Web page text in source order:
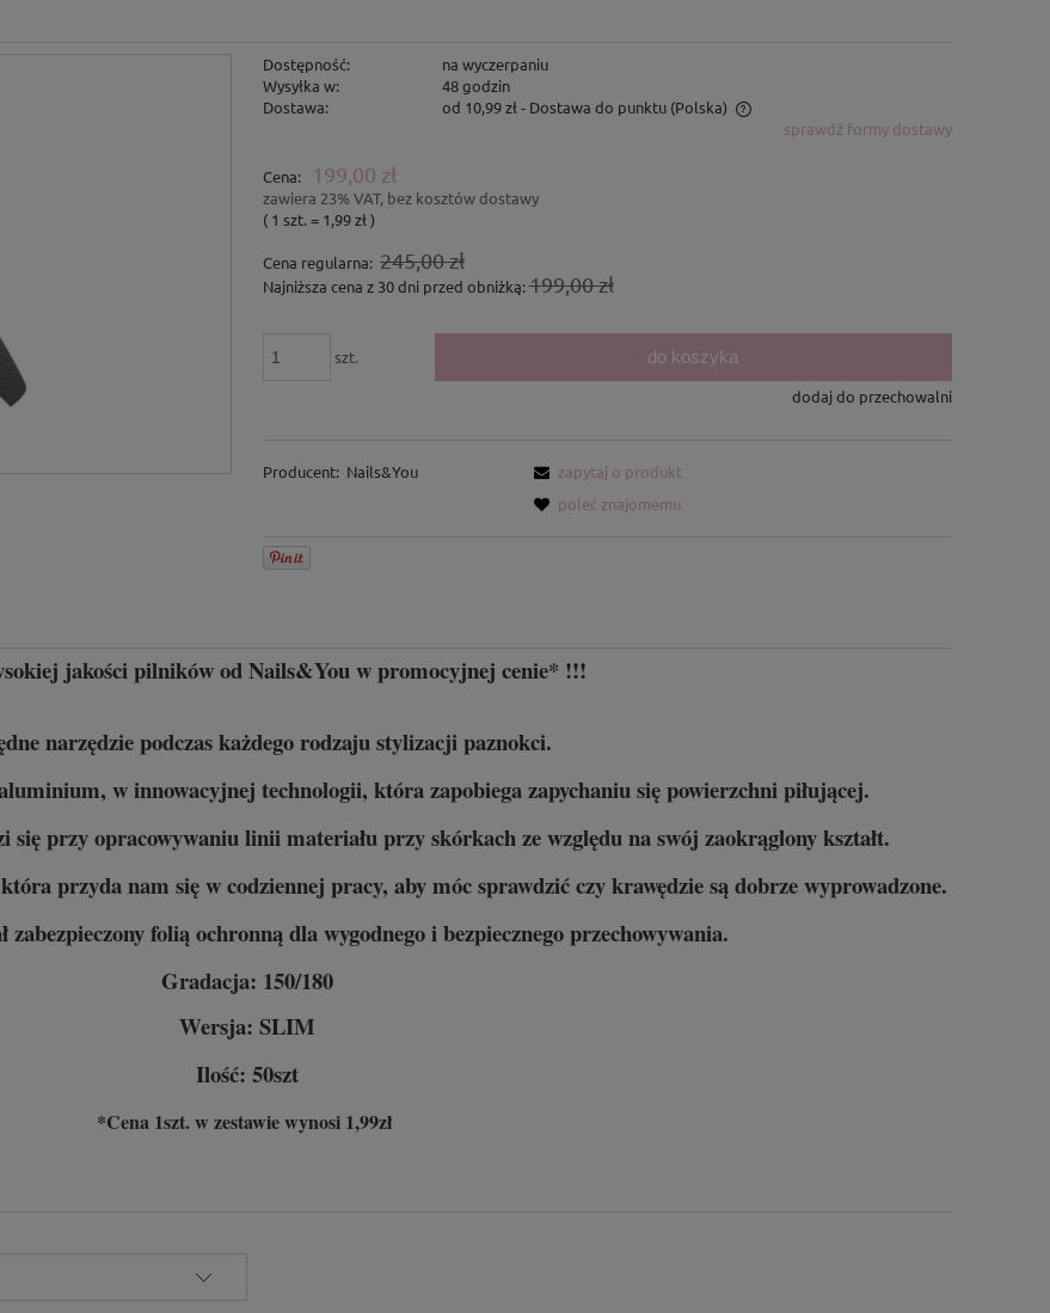
Dostępność:
na wyczerpaniu
Wysyłka w:
48 godzin
Dostawa:
od 10,99 zł- Dostawa do punktu (Polska)
sprawdź formy dostawy
Cena: 199,00 zł
zawiera 23% VAT, bez kosztów dostawy
( 1 szt.= 1,99 zł)
Cena regularna: 245,00 zł
Najniższa cena z 30 dni przed obniżką:199,00 zł
szt.
do koszyka
dodaj do przechowalni
Producent: Nails&You
zapytaj o produkt
poleć znajomemu
jakości pilników od Nails&You w promocyjnej cenie* !!!
narzędzie podczas każdego rodzaju stylizacji paznokci.
w innowacyjnej technologii, która zapobiega zapychaniu się powierzchni piłującej.
się przy opracowywaniu linii materiału przy skórkach ze względu na swój zaokrąglony kształt.
przyda nam się w codziennej pracy, aby móc sprawdzić czy krawędzie są dobrze wyprowadzone.
zabezpieczony folią ochronną dla wygodnego i bezpiecznego przechowywania.
Gradacja: 150/180
Wersja: SLIM
Ilość: 50szt
*Cena 1szt. w zestawie wynosi 1,99zł